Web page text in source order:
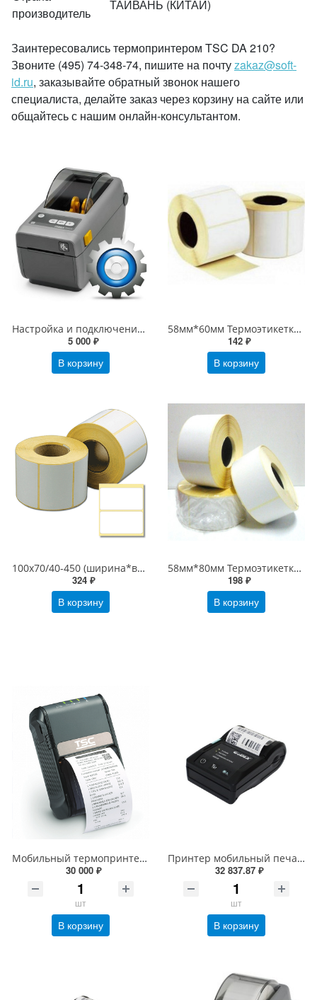
производитель
ТАЙВАНЬ (КИТАЙ)
Заинтересовались термопринтером TSC DA 210?
Звоните (495) 74-348-74, пишите на почтуzakaz@soft-
id.ru, заказывайте обратный звонок нашего
специалиста, делайте заказ через корзину на сайте или
общайтесь с нашим онлайн-консультантом.
Настройка и подключение принтера этикеток (1С настройка печати этикеток)
5 000 ₽
В корзину
58мм*60мм Термоэтикетки ЭКО (500 шт/рулон), втулка 40 мм
142 ₽
В корзину
100х70/40-450 (ширина*высота/втулка-этикеток в рулоне), белая Термоэтикетки ЭКО 100*70/450
324 ₽
В корзину
58мм*80мм Термоэтикетки Эко белые (58х80 термоэтикетки), 450 шт/рулон, втулка 40 мм.
198 ₽
В корзину
Мобильный термопринтер (термо, 203dpi) TSC ALPHA 2R WiFi (Alpha 2RW 99-062A003-00LF)
30 000 ₽
шт
В корзину
Принтер мобильный печати этикеток и чеков Godex MX20 (Черный, RS+USB+Bluetooth, 203 dpi, 48 мм)
32 837.87 ₽
шт
В корзину